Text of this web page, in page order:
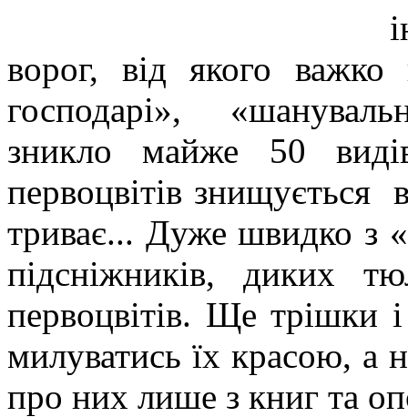
ворог, від якого
господарі»,
зникло майже 50
первоцвітів знищується
триває... Дуже швидко з
підсніжників, диких
первоцвітів. Ще трішки
милуватись їх красою, а
про них лише з книг та